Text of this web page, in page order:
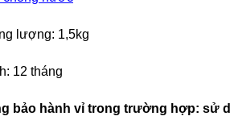
lượng: 1,5kg
12 tháng
bảo hành vỉ trong trường hợp: sử